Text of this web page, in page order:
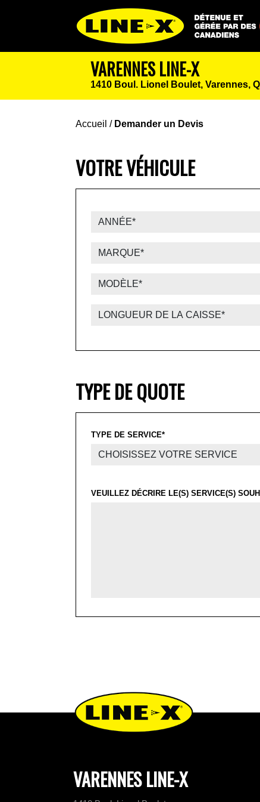
Détenue et
VARENNES LINE-X
1410 Boul. Lionel Boulet, Varennes,
Accueil / Demander un Devis
VOTRE VÉHICULE
TYPE DE QUOTE
TYPE DE SERVICE*
VEUILLEZ DÉCRIRE LE(S) SERVICE(S)
VARENNES LINE-X